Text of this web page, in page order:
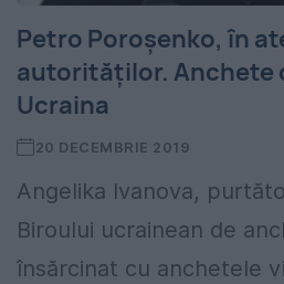
Petro Poroşenko, în
autorităților. Anchete
Ucraina
20 DECEMBRIE 2019
Angelika Ivanova,
Biroului ucrainean de
însărcinat cu anchetele